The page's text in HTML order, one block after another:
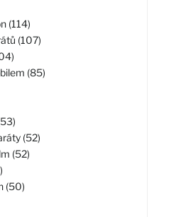
(114)
(107)
(85)
(52)
(52)
(50)